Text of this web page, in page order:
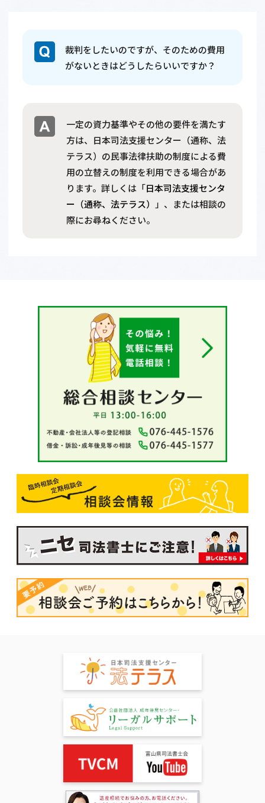
裁判をしたいのですが、そのための費用
がないときはどうしたらいいですか？
一定の資力基準やその他の要件を満たす
方は、日本司法支援センター（通称、法
テラス）の民事法律扶助の制度による費
用の立替えの制度を利用できる場合があ
ります。詳しくは「日本司法支援センタ
ー（通称、法テラス） 」、または相談の
際にお尋ねください。